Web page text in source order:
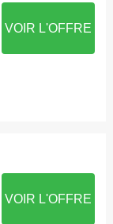
VOIR L'OFFRE
VOIR L'OFFRE